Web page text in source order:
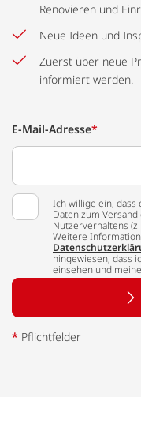
Renovieren und
Neue Ideen und
Zuerst über neue
informiert werden.
E-Mail-Adresse*
Ich willige ein, dass
Daten zum
Nutzerverhaltens
Weitere
hingewiesen, dass
einsehen und
* Pflichtfelder